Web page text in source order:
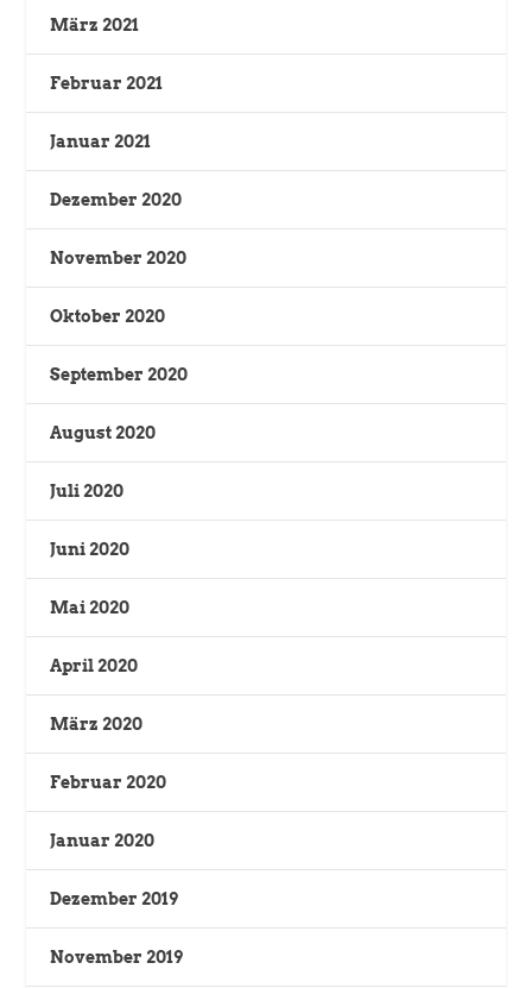
März 2021
Februar 2021
Januar 2021
Dezember 2020
November 2020
Oktober 2020
September 2020
August 2020
Juli 2020
Juni 2020
Mai 2020
April 2020
März 2020
Februar 2020
Januar 2020
Dezember 2019
November 2019